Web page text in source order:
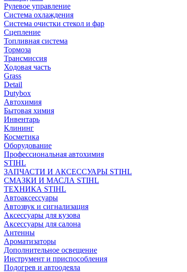
Рулевое управление
Система охлаждения
Система очистки стекол и фар
Сцепление
Топливная система
Тормоза
Трансмиссия
Ходовая часть
Grass
Detail
Dutybox
Автохимия
Бытовая химия
Инвентарь
Клининг
Косметика
Оборудование
Профессиональная автохимия
STIHL
ЗАПЧАСТИ И АКСЕССУАРЫ STIHL
СМАЗКИ И МАСЛА STIHL
ТЕХНИКА STIHL
Автоаксессуары
Автозвук и сигнализация
Аксессуары для кузова
Аксессуары для салона
Антенны
Ароматизаторы
Дополнительное освещение
Инструмент и приспособления
Подогрев и автоодеяла